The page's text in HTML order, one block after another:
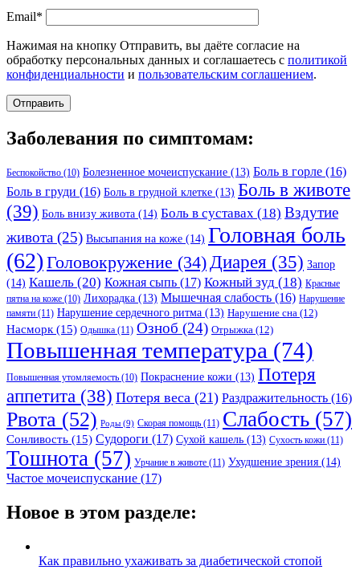
Email*
Нажимая на кнопку Отправить, вы даёте согласие на
обработку персональных данных и соглашаетесь с политикой
конфиденциальности и пользовательским соглашением.
Заболевания по симптомам:
Беспокойство (10) Болезненное мочеиспускание (13) Боль в горле (16)
Боль в груди (16) Боль в грудной клетке (13) Боль в животе
(39) Боль внизу живота (14) Боль в суставах (18) Вздутие
живота (25) Высыпания на коже (14) Головная боль
(62) Головокружение (34)Диарея (35) Запор
(14) Кашель (20) Кожная сыпь (17) Кожный зуд (18) Красные
пятна на коже (10) Лихорадка (13) Мышечная слабость (16) Нарушение
памяти (11) Нарушение сердечного ритма (13) Нарушение сна (12)
Насморк(15) Одышка (11) Озноб (24) Отрыжка (12)
Повышенная температура (74)
Повышенная утомляемость (10) Покраснение кожи (13) Потеря
аппетита (38) Потеря веса (21) Раздражительность (16)
Рвота (52) Роды (9) Скорая помощь (11) Слабость (57)
Сонливость (15) Судороги (17) Сухой кашель (13) Сухость кожи (11)
Тошнота (57) Урчание в животе (11) Ухудшение зрения (14)
Частое мочеиспускание (17)
Новое в этом разделе:
Как правильно ухаживать за диабетической стопой